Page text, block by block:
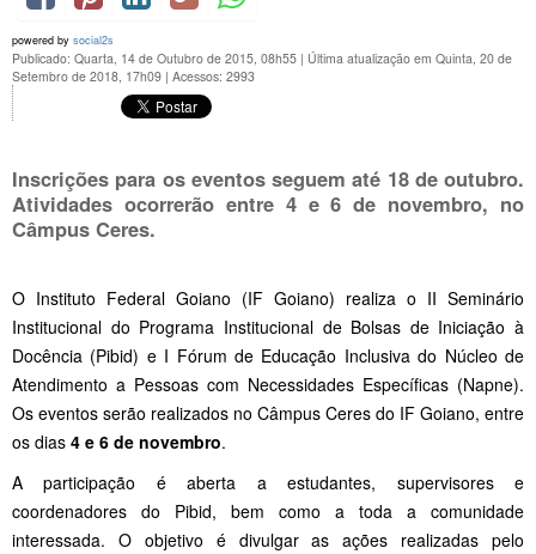
powered by social2s
Publicado: Quarta, 14 de Outubro de 2015, 08h55 | Última atualização em Quinta, 20 de
Setembro de 2018, 17h09 | Acessos: 2993
Inscrições para os eventos seguem até 18 de outubro.
Atividades ocorrerão entre 4 e 6 de novembro, no
Câmpus Ceres.
O Instituto Federal Goiano (IF Goiano) realiza o II Seminário
Institucional do Programa Institucional de Bolsas de Iniciação à
Docência (Pibid) e I Fórum de Educação Inclusiva do Núcleo de
Atendimento a Pessoas com Necessidades Específicas (Napne).
Os eventos serão realizados no Câmpus Ceres do IF Goiano, entre
os dias 4 e 6 de novembro.
A participação é aberta a estudantes, supervisores e
coordenadores do Pibid, bem como a toda a comunidade
interessada. O objetivo é divulgar as ações realizadas pelo